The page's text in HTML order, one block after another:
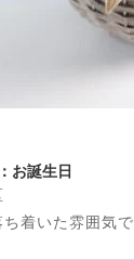
お誕生日
ち着いた雰囲気で